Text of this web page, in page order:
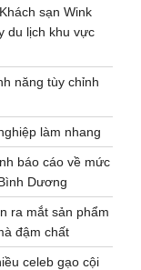
sạn Wink
du lịch khu vực
năng tùy chỉnh
làm nhang
báo cáo về mức
Dương
ra mắt sản phẩm
đậm chất
celeb gạo cội